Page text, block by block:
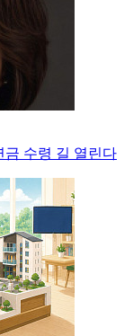
금 수령 길 열린다